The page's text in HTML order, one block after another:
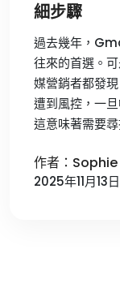
細步驟
過去幾年，
往來的首選。
媒營銷者都發
遭到風控，一
這意味著需要
作者：
2025年11月13